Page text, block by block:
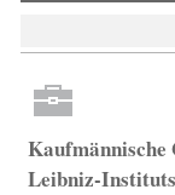
Kaufmännische
Leibniz-